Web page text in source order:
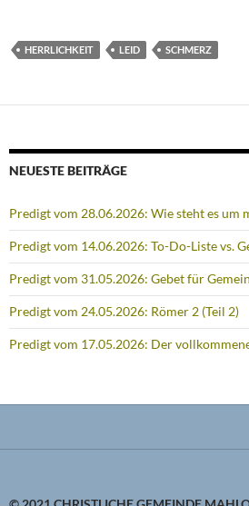
HERRLICHKEIT LEID SCHMERZ
NEUESTE BEITRÄGE
Predigt vom 28.06.2026: Wie steht es um
Predigt vom 14.06.2026: To-Do-Liste vs.
Predigt vom 31.05.2026: Gebet für
Predigt vom 24.05.2026: Römer 2 (Teil 2)
Predigt vom 17.05.2026: Der